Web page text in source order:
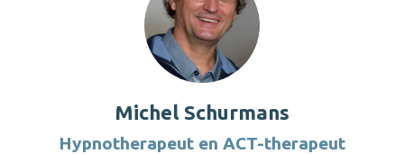
Michel Schurmans
Hypnotherapeut en ACT-therapeut